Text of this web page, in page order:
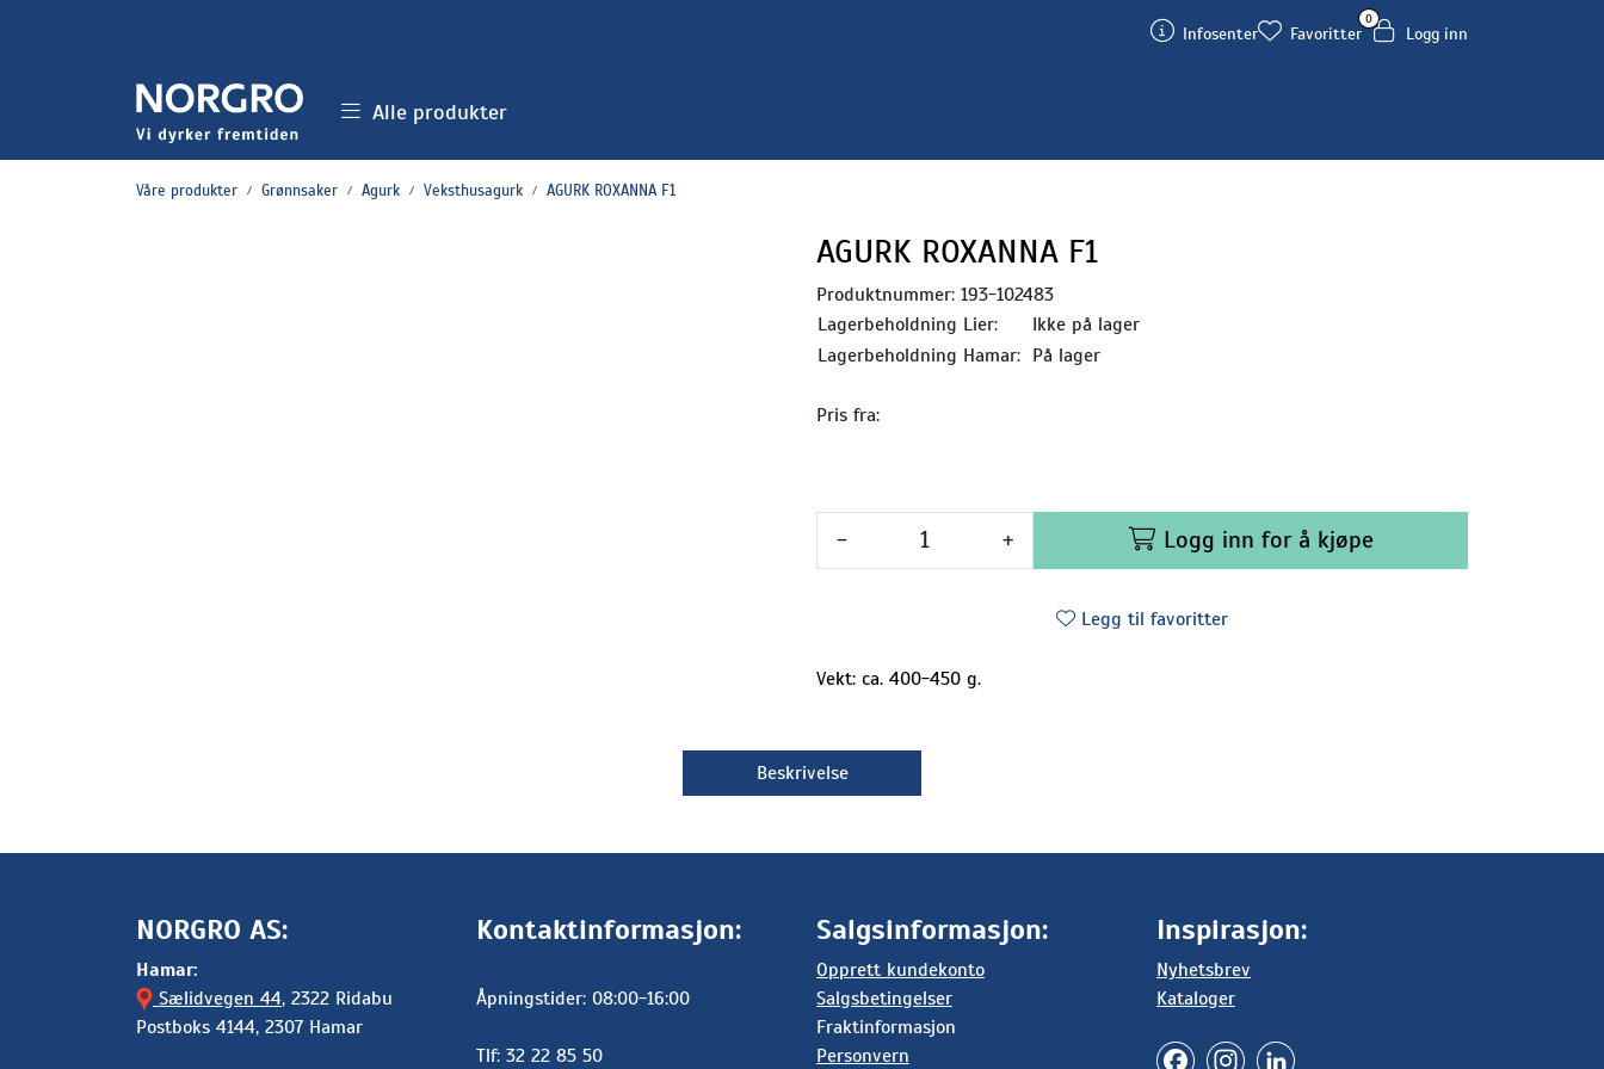
Infosenter
0
Favoritter Logg inn
Alle produkter
Våre produkter Grønnsaker Agurk Veksthusagurk AGURK ROXANNA F1
AGURK ROXANNA F1
Produktnummer: 193-102483
Lagerbeholdning Lier:
Ikke på lager
Lagerbeholdning Hamar: På lager
Pris fra:
- + Logg inn for å kjøpe
Legg til favoritter
Vekt: ca. 400-450 g.
Beskrivelse
NORGRO AS:
Hamar:
Sælidvegen 44, 2322 Ridabu
Postboks 4144, 2307 Hamar
Kontaktinformasjon:
Åpningstider: 08:00-16:00
Tlf: 32 22 85 50
Salgsinformasjon:
Opprett kundekonto
Salgsbetingelser
Fraktinformasjon
Personvern
Inspirasjon:
Nyhetsbrev
Kataloger